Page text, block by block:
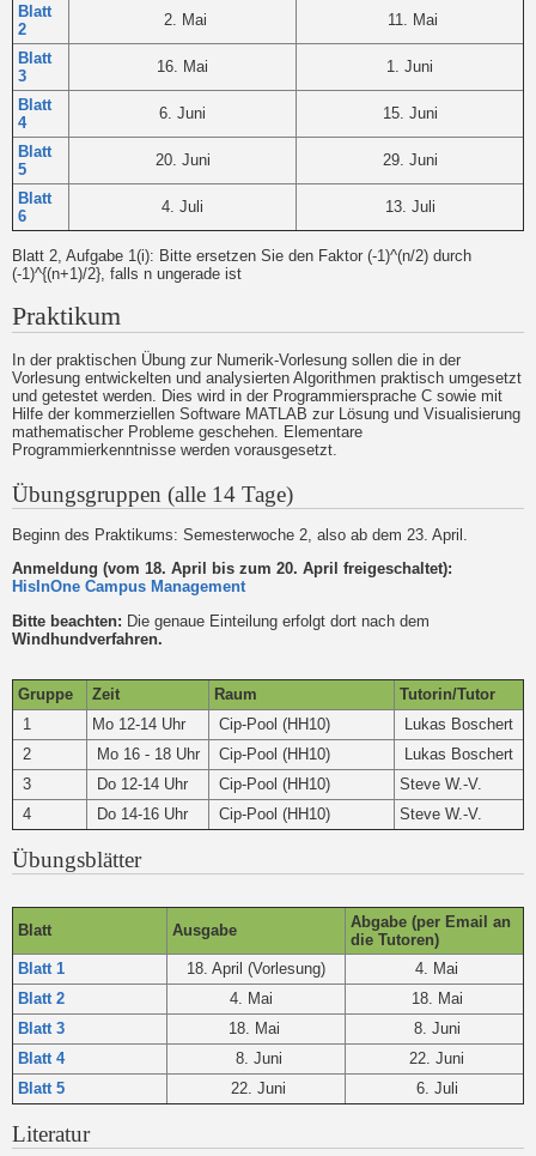
Blatt
2
2. Mai 11. Mai
Blatt
3
16. Mai 1. Juni
Blatt
4
6. Juni 15. Juni
Blatt
5
20. Juni 29. Juni
Blatt
6
4. Juli 13. Juli
Blatt 2, Aufgabe 1(i): Bitte ersetzen Sie den Faktor (-1)^(n/2) durch
(-1)^{(n+1)/2}, falls n ungerade ist
Praktikum
In der praktischen Übung zur Numerik-Vorlesung sollen die in der
Vorlesung entwickelten und analysierten Algorithmen praktisch umgesetzt
und getestet werden. Dies wird in der Programmiersprache C sowie mit
Hilfe der kommerziellen Software MATLAB zur Lösung und Visualisierung
mathematischer Probleme geschehen. Elementare
Programmierkenntnisse werden vorausgesetzt.
Übungsgruppen (alle 14 Tage)
Beginn des Praktikums: Semesterwoche 2, also ab dem 23. April.
Anmeldung (vom 18. April bis zum 20. April freigeschaltet):
HisInOne Campus Management
Bitte beachten: Die genaue Einteilung erfolgt dort nach dem
Windhundverfahren.
Gruppe Zeit Raum
Tutorin/Tutor
1
Mo 12-14 Uhr Cip-Pool (HH10)
Lukas Boschert
2
Mo 16 - 18 Uhr Cip-Pool (HH10)
Lukas Boschert
3
Do 12-14 Uhr Cip-Pool (HH10)
Steve W.-V.
4
Do 14-16 Uhr Cip-Pool (HH10) Steve W.-V.
Übungsblätter
Blatt Ausgabe
Abgabe (per Email an
die Tutoren)
Blatt 1
18. April (Vorlesung)
4. Mai
Blatt 2
4. Mai
18. Mai
Blatt 3
18. Mai
8. Juni
Blatt 4
8. Juni
22. Juni
Blatt 5
22. Juni 6. Juli
Literatur